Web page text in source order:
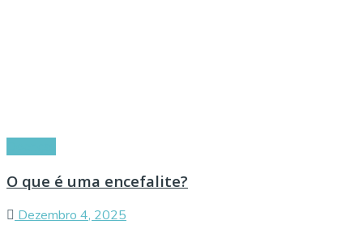
O que é uma encefalite?
Dezembro 4, 2025